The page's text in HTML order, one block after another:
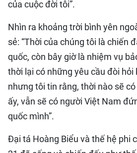
của cuộc đời tôi”.
Nhìn ra khoảng trời bình yên
sẻ: “Thời của chúng tôi là chiến
quốc, còn bây giờ là nhiệm vụ
thời lại có những yêu cầu đòi hỏi
nhưng tôi tin rằng, thời nào sẽ
ấy, vẫn sẽ có người Việt Nam
quốc mình”.
​Đại tá Hoàng Biểu và thế hệ phi